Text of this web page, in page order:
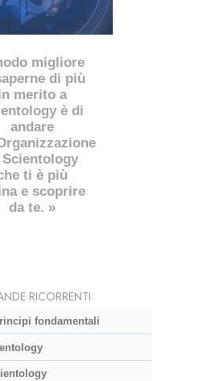
migliore
di più
merito a
è di
andare
ti è più
e scoprire
da te. »
RICORRENTI
fondamentali